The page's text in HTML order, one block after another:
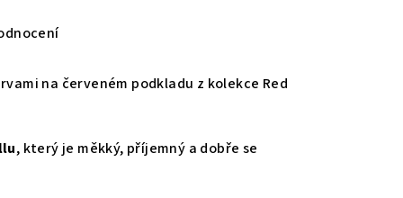
na červeném podkladu z kolekce Red
, který je měkký, příjemný a dobře se